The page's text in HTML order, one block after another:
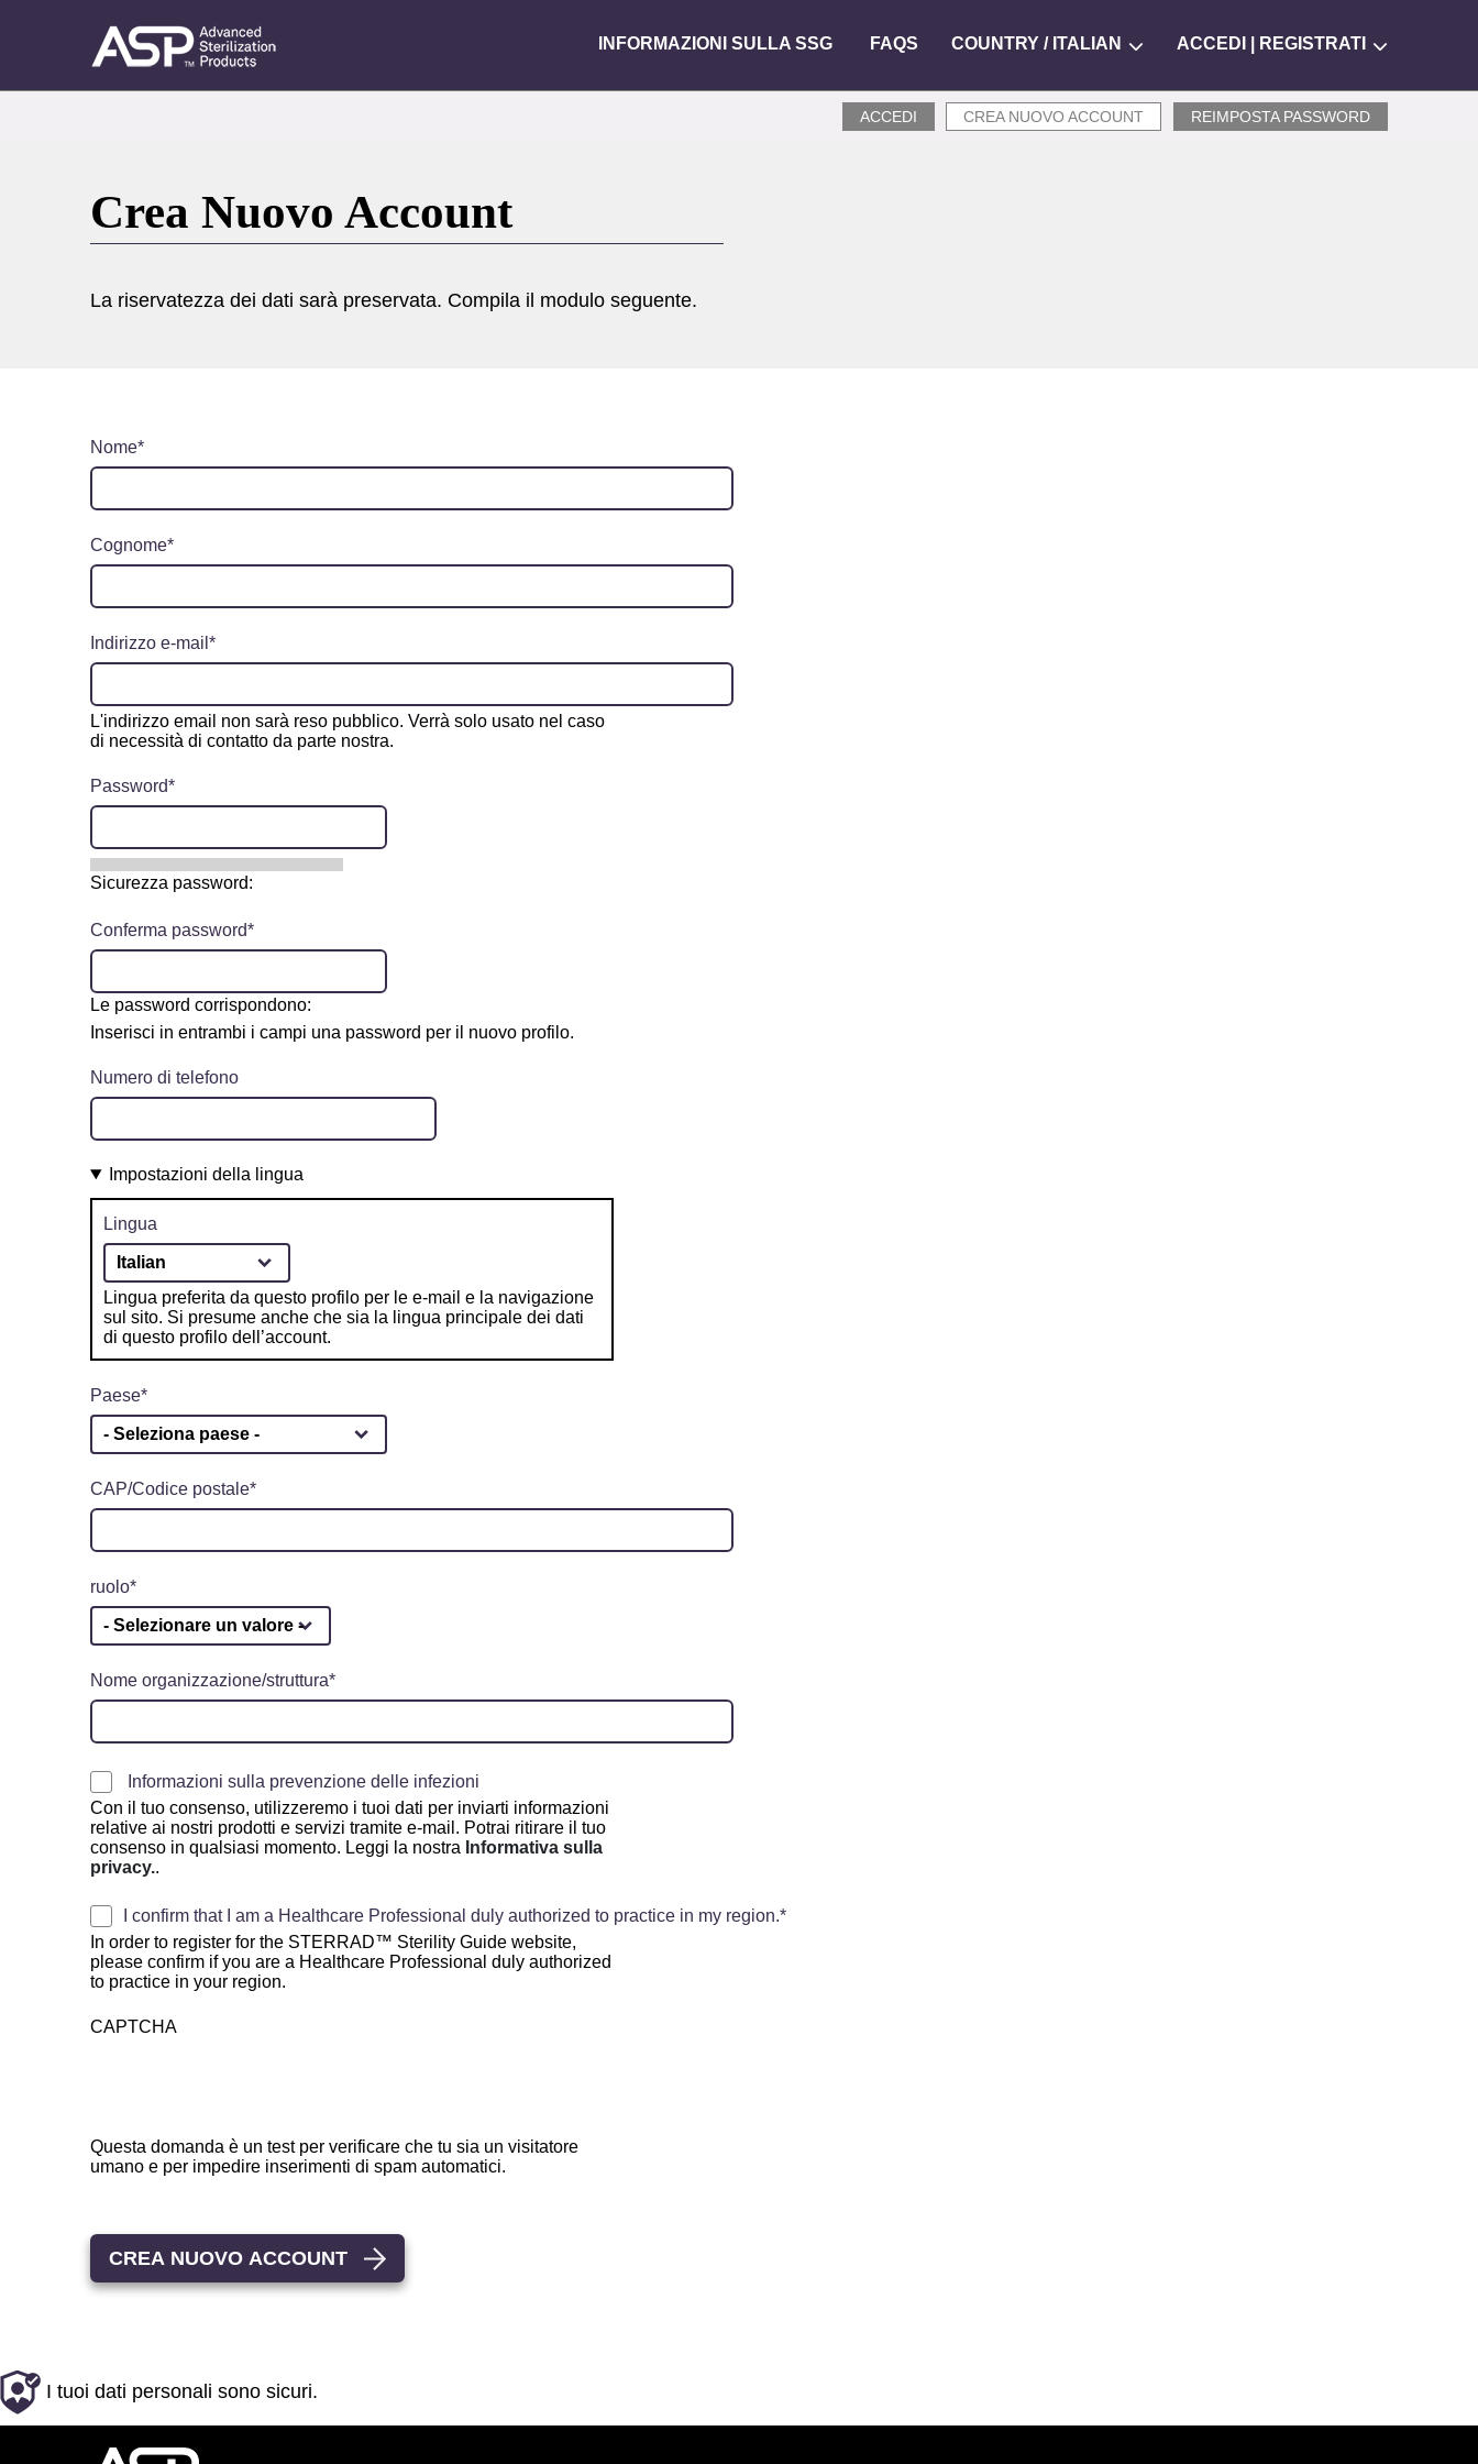
Main
navigation
INFORMAZIONI SULLA SSG FAQS COUNTRY / ITALIAN ACCEDI | REGISTRATI
ACCEDI CREA NUOVO ACCOUNT REIMPOSTA PASSWORD
Crea Nuovo Account
La riservatezza dei dati sarà preservata. Compila il modulo seguente.
Nome
Cognome
Indirizzo e-mail
L'indirizzo email non sarà reso pubblico. Verrà solo usato nel caso
di necessità di contatto da parte nostra.
Password
Sicurezza password:
Conferma password
Le password corrispondono:
Inserisci in entrambi i campi una password per il nuovo profilo.
Numero di telefono
Impostazioni della lingua
Lingua
Lingua preferita da questo profilo per le e-mail e la navigazione
sul sito. Si presume anche che sia la lingua principale dei dati
di questo profilo dell’account.
Paese
CAP/Codice postale
ruolo
Nome organizzazione/struttura
Informazioni sulla prevenzione delle infezioni
Con il tuo consenso, utilizzeremo i tuoi dati per inviarti informazioni
relative ai nostri prodotti e servizi tramite e-mail. Potrai ritirare il tuo
consenso in qualsiasi momento. Leggi la nostra Informativa sulla
privacy..
I confirm that I am a Healthcare Professional duly authorized to practice in my region.
In order to register for the STERRAD™ Sterility Guide website,
please confirm if you are a Healthcare Professional duly authorized
to practice in your region.
CAPTCHA
Questa domanda è un test per verificare che tu sia un visitatore
umano e per impedire inserimenti di spam automatici.
I tuoi dati personali sono sicuri.
Advanced